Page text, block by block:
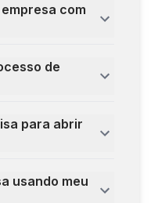
com
de
para abrir
usando meu